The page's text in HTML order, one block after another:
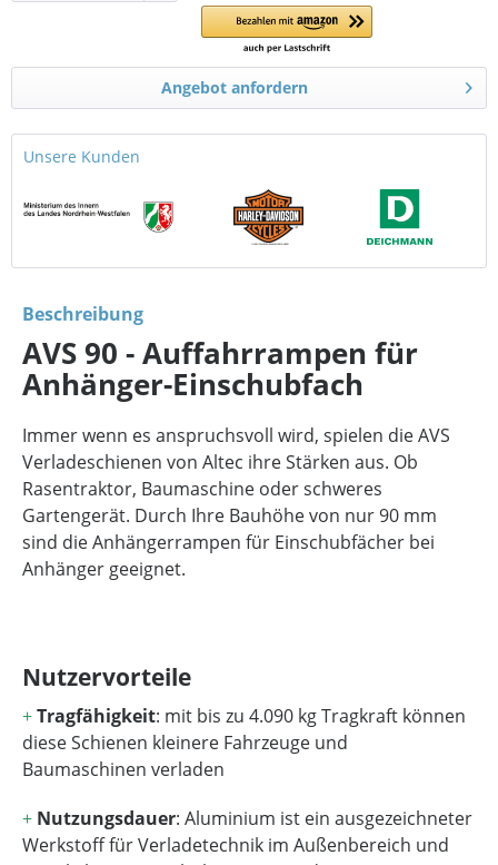
Angebot anfordern
Unsere Kunden
Beschreibung
AVS 90 - Auffahrrampen für
Anhänger-Einschubfach
Immer wenn es anspruchsvoll wird, spielen die AVS
Verladeschienen von Altec ihre Stärken aus. Ob
Rasentraktor, Baumaschine oder schweres
Gartengerät. Durch Ihre Bauhöhe von nur 90 mm
sind die Anhängerrampen für Einschubfächer bei
Anhänger geeignet.
Nutzervorteile
+Tragfähigkeit: mit bis zu 4.090 kg Tragkraft können
diese Schienen kleinere Fahrzeuge und
Baumaschinen verladen
+ Nutzungsdauer: Aluminium ist ein ausgezeichneter
Werkstoff für Verladetechnik im Außenbereich und